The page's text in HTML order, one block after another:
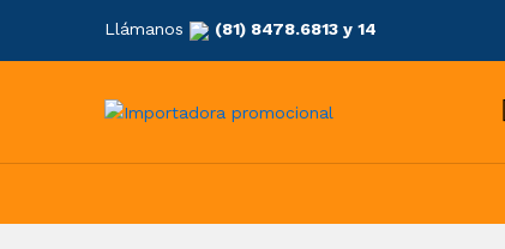
Llámanos (81) 8478.6813 y 14